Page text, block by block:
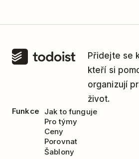
Newton na adrese
Přidejte se
kteří si
organizují
život.
Funkce
Jak to funguje
Pro týmy
Ceny
Porovnat
Šablony